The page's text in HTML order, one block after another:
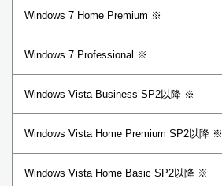
Windows 7 Home Premium ※
Windows 7 Professional ※
Windows Vista Business SP2以降 ※
Windows Vista Home Premium SP2以降 ※
Windows Vista Home Basic SP2以降 ※